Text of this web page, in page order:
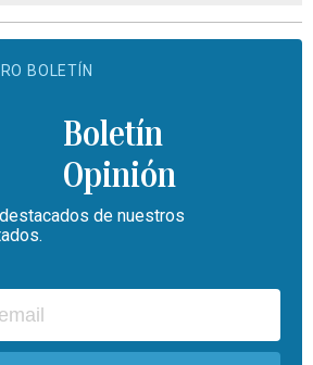
BOLETÍN
Boletín
Opinión
de nuestros